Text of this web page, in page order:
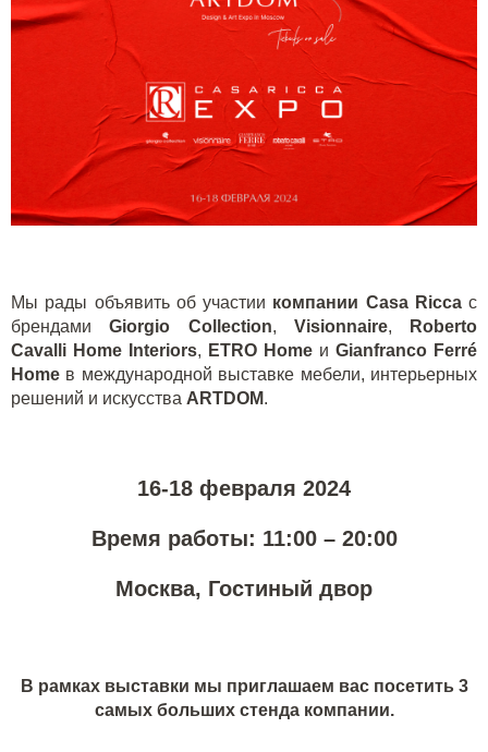
Мы рады объявить об участии компании Casa Riccaс
брендамиGiorgio Collection, Visionnaire,
Roberto
Cavalli Home Interiors, ETRO Home и Gianfranco Ferré
Home в международной выставке мебели, интерьерных
решений и искусства ARTDOM.
16-18 февраля 2024
Время работы: 11:00 – 20:00
Москва, Гостиный двор
В рамках выставки мы приглашаем вас посетить 3
самых больших стенда компании.